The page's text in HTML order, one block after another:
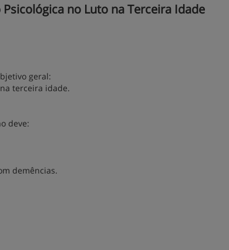
no Luto na Terceira Idade
geral:
terceira idade.
deve:
demências.